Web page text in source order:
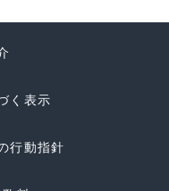
く表示
行動指針